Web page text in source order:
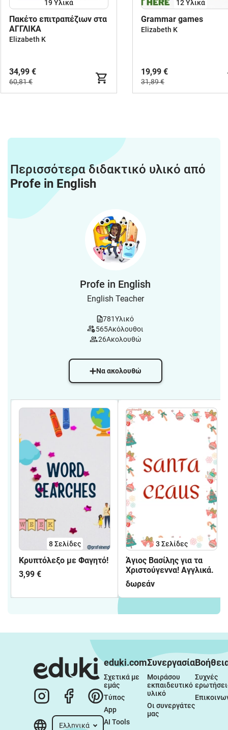
19 Υλικά
Πακέτο επιτραπέζιων στα
ΑΓΓΛΙΚΑ
Elizabeth K
34,99 €
60,81 €
12 Υλικά
Grammar games
Elizabeth K
19,99 €
31,89 €
Περισσότερα διδακτικό υλικό από
Profe in English
Profe in English
English Teacher
781Υλικό
565Ακόλουθοι
26Ακολουθώ
Να ακολουθώ
8Σελίδες
Κρυπτόλεξο με Φαγητό!
3,99 €
3 Σελίδες
Άγιος Βασίλης για τα
Χριστούγεννα! Αγγλικά.
δωρεάν
Ελληνικά
eduki.com
Σχετικά με
εμάς
Τύπος
App
AI Tools
Συνεργασία
Μοιράσου
εκπαιδευτικό
υλικό
Οι συνεργάτες
μας
Συχνές